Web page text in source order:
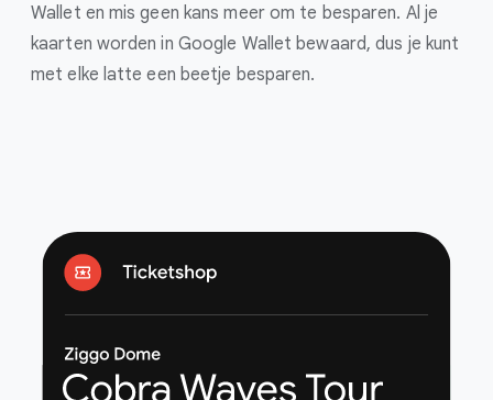
Wallet en mis geen kans meer om te besparen. Al je
kaarten worden in Google Wallet bewaard, dus je kunt
met elke latte een beetje besparen.